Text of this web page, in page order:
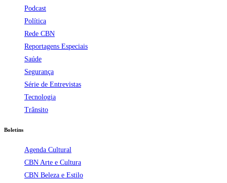
Podcast
Política
Rede CBN
Reportagens Especiais
Saúde
Segurança
Série de Entrevistas
Tecnologia
Trânsito
Boletins
Agenda Cultural
CBN Arte e Cultura
CBN Beleza e Estilo